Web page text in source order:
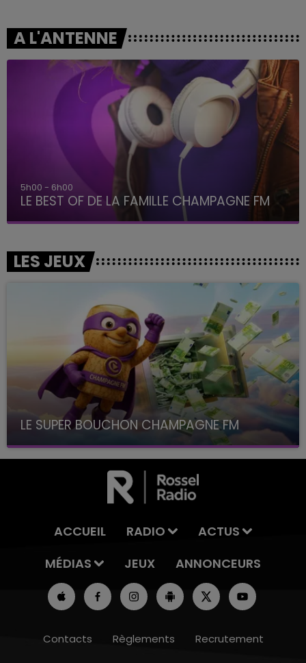
A L'ANTENNE
5h00 - 6h00
LE BEST OF DE LA FAMILLE CHAMPAGNE FM
LES JEUX
LE SUPER BOUCHON CHAMPAGNE FM
avec La Famille Champagne FM, à 8H10
ACCUEIL RADIO
ACTUS
MÉDIAS
JEUX ANNONCEURS
Contacts Règlements
Recrutement